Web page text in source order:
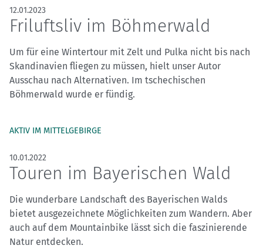
12.01.2023
Friluftsliv im Böhmerwald
Um für eine Wintertour mit Zelt und Pulka nicht bis nach
Skandinavien fliegen zu müssen, hielt unser Autor
Ausschau nach Alternativen. Im tschechischen
Böhmerwald wurde er fündig.
AKTIV IM MITTELGEBIRGE
10.01.2022
Touren im Bayerischen Wald
Die wunderbare Landschaft des Bayerischen Walds
bietet ausgezeichnete Möglichkeiten zum Wandern. Aber
auch auf dem Mountainbike lässt sich die faszinierende
Natur entdecken.